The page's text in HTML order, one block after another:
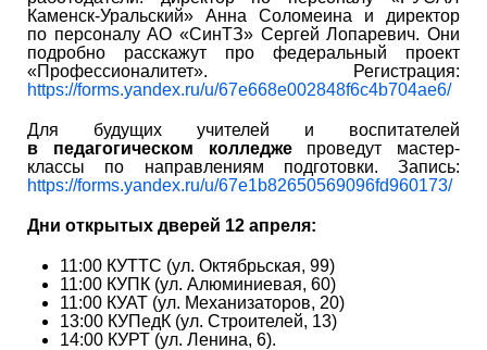
Каменск-Уральский» Анна Соломеина и директор
по персоналу АО «СинТЗ» Сергей Лопаревич. Они
подробно расскажут про федеральный проект
«Профессионалитет». Регистрация:
https://forms.yandex.ru/u/67e668e002848f6c4b704ae6/
Для будущих учителей и воспитателей
в педагогическом колледжепроведут мастер-
классы по направлениям подготовки. Запись:
https://forms.yandex.ru/u/67e1b82650569096fd960173/
Дни открытых дверей 12 апреля:
11:00 КУТТС (ул. Октябрьская, 99)
11:00 КУПК (ул. Алюминиевая, 60)
11:00 КУАТ (ул. Механизаторов, 20)
13:00 КУПедК (ул. Строителей, 13)
14:00 КУРТ (ул. Ленина, 6).